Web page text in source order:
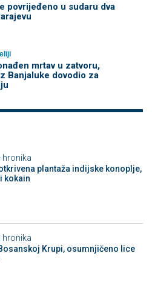
povrijeđeno u sudaru dva
mrtav u zatvoru,
Banjaluke dovodio za
hronika
plantaža indijske konoplje,
kokain
hronika
Krupi, osumnjičeno lice